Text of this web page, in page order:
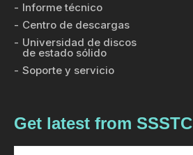
Informe técnico
Centro de descargas
Universidad de discos
de estado sólido
Soporte y servicio
Get latest from SSSTC